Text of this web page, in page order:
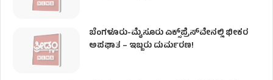
ಬೆಂಗಳೂರು-ಮೈಸೂರು ಎಕ್ಸ್‌ಪ್ರೆಸ್‌ವೇನಲ್ಲಿ ಭೀಕರ
ಅಪಘಾತ – ಇಬ್ಬರು ದುರ್ಮರಣ!